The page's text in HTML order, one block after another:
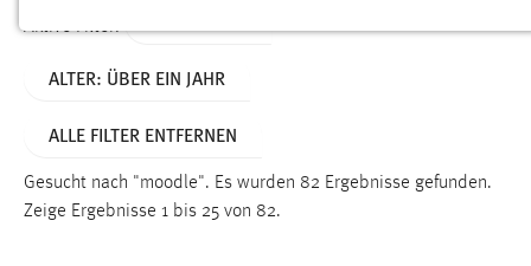
Aktive Filter:
ALTER: ÜBER EIN JAHR
ALLE FILTER ENTFERNEN
Gesucht nach "moodle". Es wurden 82 Ergebnisse gefunden.
Zeige Ergebnisse 1 bis 25 von 82.
Funktionen und sind für die einwandfreie Funktion der
Name: